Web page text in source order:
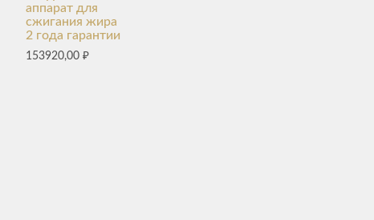
аппарат для
сжигания жира
2 года гарантии
153920,00 ₽